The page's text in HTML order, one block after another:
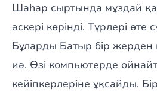
Шаһар сыртында мұздай
әскері көрінді. Түрлері өте
Бұларды Батыр бір жерден
иә. Өзі компьютерде
кейіпкерлеріне ұқсайды.